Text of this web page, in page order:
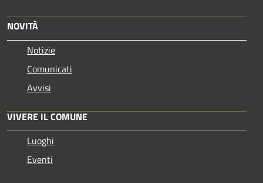
NOVITÀ
Notizie
Comunicati
Avvisi
VIVERE IL COMUNE
Luoghi
Eventi